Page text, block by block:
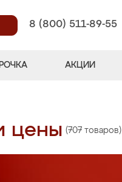
8 (800) 511-89-55
АКЦИИ
цены (707 товаров)